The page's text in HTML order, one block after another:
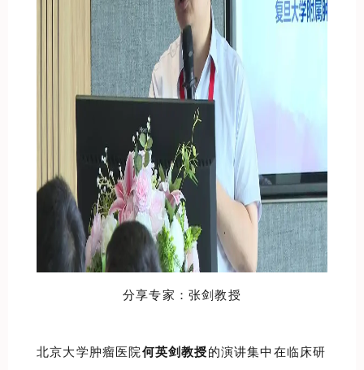
分享专家：张剑教授
北京大学肿瘤医院何英剑教授的演讲集中在临床研